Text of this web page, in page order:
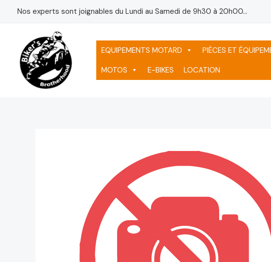
Nos experts sont joignables du Lundi au Samedi de 9h30 à 20h00...
EQUIPEMENTS MOTARD PIÈCES ET
MOTOS
E-BIKES LOCATION